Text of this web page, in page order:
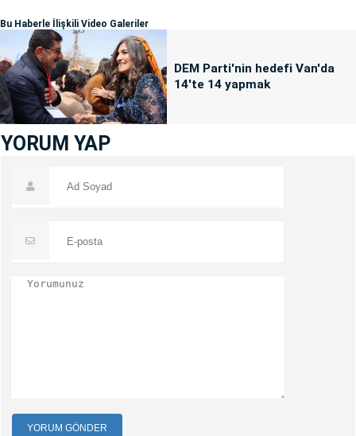
Bu Haberle İlişkili Video Galeriler
DEM Parti'nin hedefi Van'da
14'te 14 yapmak
YORUM YAP
YORUM GÖNDER